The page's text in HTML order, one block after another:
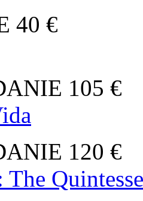
40 €
105 €
120 €